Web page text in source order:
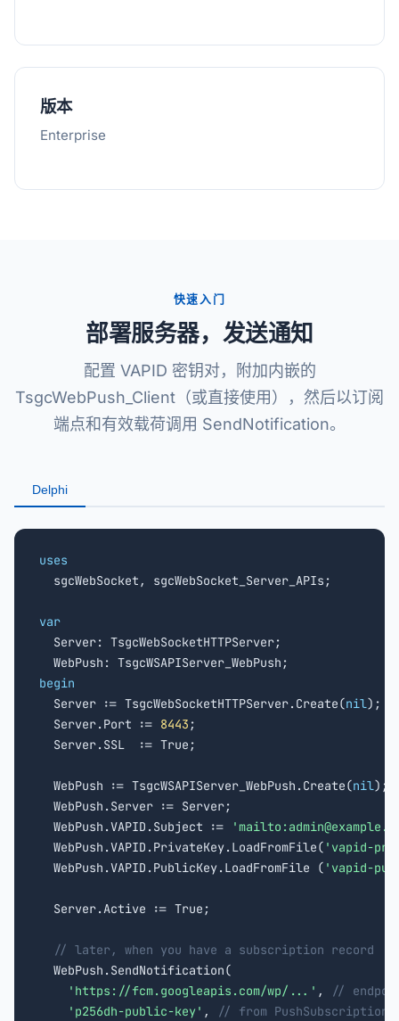
版本
Enterprise
快速入门
部署服务器，发送通知
配置 VAPID 密钥对，附加内嵌的
TsgcWebPush_Client（或直接使用），然后以订阅
端点和有效载荷调用 SendNotification。
Delphi
uses
sgcWebSocket, sgcWebSocket_Server_APIs;
var
Server: TsgcWebSocketHTTPServer;
begin
Server := TsgcWebSocketHTTPServer.Create(nil);
  Server.Port :=
8443 ;
  Server.SSL  := True;
  WebPush := TsgcWSAPIServer_WebPush.Create(
nil);
  WebPush.Server := Server;
  WebPush.VAPID.Subject :=
  WebPush.VAPID.PrivateKey.LoadFromFile(
'vapid-
  WebPush.VAPID.PublicKey.LoadFromFile (
'vapid-
  Server.Active := True;
// later, when you have a subscription record
  WebPush.SendNotification(
'https://fcm.googleapis.com/wp/...' ,
//
'p256dh-public-key' , // from